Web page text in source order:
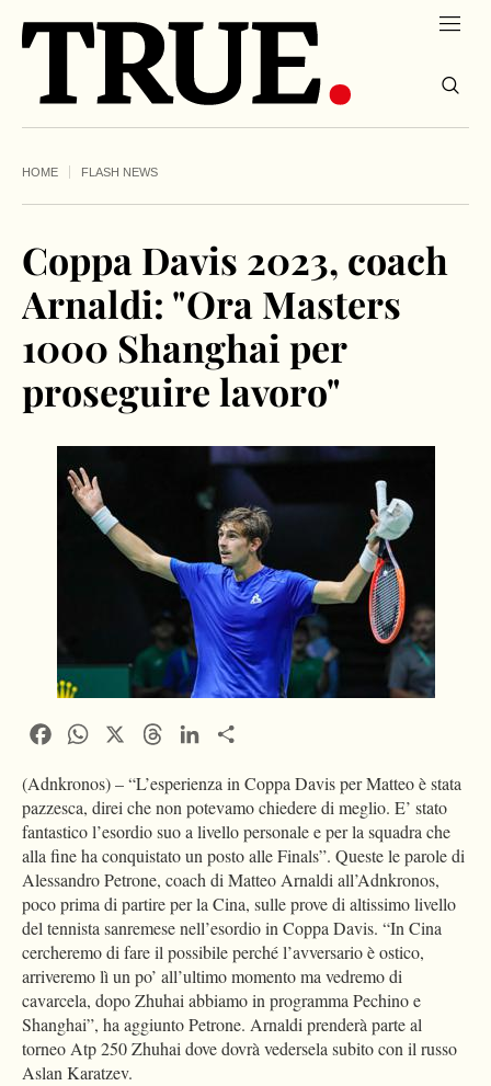
HOME FLASH NEWS
Coppa Davis 2023, coach
Arnaldi: "Ora Masters
1000 Shanghai per
proseguire lavoro"
FacebookWhatsApp ThreadsLinkedIn
(Adnkronos) – “L’esperienza in Coppa Davis per Matteo è stata
pazzesca, direi che non potevamo chiedere di meglio. E’ stato
fantastico l’esordio suo a livello personale e per la squadra che
alla fine ha conquistato un posto alle Finals”. Queste le parole di
Alessandro Petrone, coach di Matteo Arnaldi all’Adnkronos,
poco prima di partire per la Cina, sulle prove di altissimo livello
del tennista sanremese nell’esordio in Coppa Davis. “In Cina
cercheremo di fare il possibile perché l’avversario è ostico,
arriveremo lì un po’ all’ultimo momento ma vedremo di
cavarcela, dopo Zhuhai abbiamo in programma Pechino e
Shanghai”, ha aggiunto Petrone. Arnaldi prenderà parte al
torneo Atp 250 Zhuhai dove dovrà vedersela subito con il russo
Aslan Karatzev.